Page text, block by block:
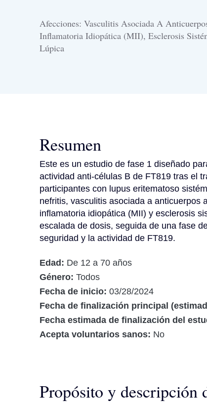
Afecciones: Vasculitis Asociada A
Inflamatoria Idiopática (MII), Esclerosis
Lúpica
Resumen
Este es un estudio de fase 1 diseñado
actividad anti-células B de FT819 tras el
participantes con lupus eritematoso
nefritis, vasculitis asociada a anticuerpos
inflamatoria idiopática (MII) y esclerosis
escalada de dosis, seguida de una fase
seguridad y la actividad de FT819.
Edad: De 12 a 70 años
Género: Todos
Fecha de inicio: 03/28/2024
Fecha de finalización principal
Fecha estimada de finalización del
Acepta voluntarios sanos: No
Propósito y descripción